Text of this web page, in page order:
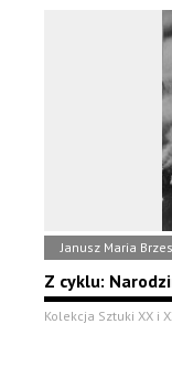
Janusz Maria
Z cyklu:
Kolekcja Sztuki XX i